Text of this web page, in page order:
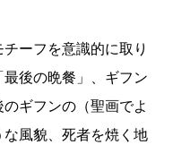
ーフを意識的に取り
後の晩餐」、ギフン
ギフンの（聖画でよ
な風貌、死者を焼く地